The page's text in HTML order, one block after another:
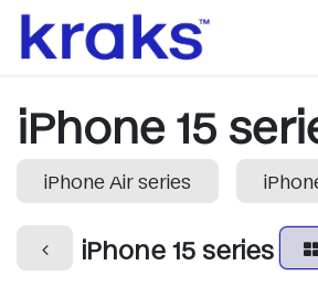
Overslaan naar inhoud
iPhone 15
iPhone Air series
iPhone 15 series